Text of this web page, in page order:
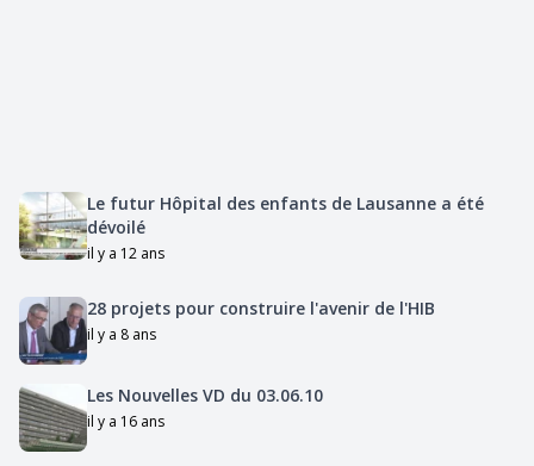
Le futur Hôpital des enfants de Lausanne a été
dévoilé
il y a 12 ans
28 projets pour construire l'avenir de l'HIB
il y a 8 ans
Les Nouvelles VD du 03.06.10
il y a 16 ans